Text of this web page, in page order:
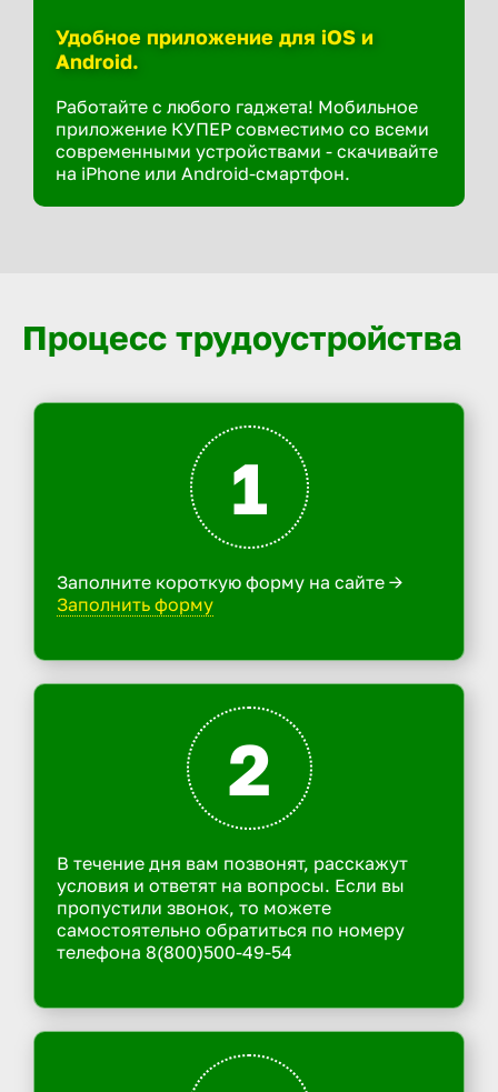
Удобное приложение для iOS и
Android.
Работайте с любого гаджета! Мобильное
приложение КУПЕР совместимо со всеми
современными устройствами - скачивайте
на iPhone или Android-смартфон.
Процесс трудоустройства
1
Заполните короткую форму на сайте ->
Заполнить форму
2
В течение дня вам позвонят, расскажут
условия и ответят на вопросы. Если вы
пропустили звонок, то можете
самостоятельно обратиться по номеру
телефона 8(800)500-49-54